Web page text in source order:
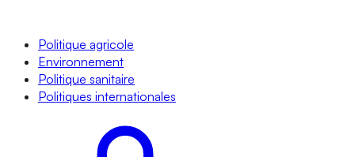
Politique agricole
Environnement
Politique sanitaire
Politiques internationales